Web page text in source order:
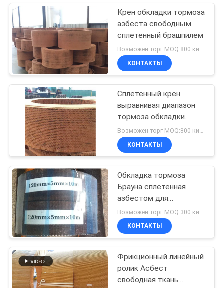
Крен обкладки тормоза
азбеста свободным
сплетенный брашпилем
КОНТАКТЫ
Сплетенный крен
выравнивая диапазон
тормоза обкладки
тормоза машины
инженера сплетенный
воротом материальный
КОНТАКТЫ
Обкладка тормоза
Брауна сплетенная
азбестом для
машинного
оборудования
конструкции морского
КОНТАКТЫ
Фрикционный линейный
ролик Асбест
свободная ткань